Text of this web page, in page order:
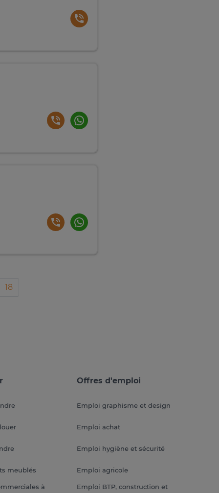
18
meublés
à
Offres d'emploi
Emploi graphisme et design
Emploi achat
Emploi hygiène et sécurité
Emploi agricole
Emploi BTP, construction et